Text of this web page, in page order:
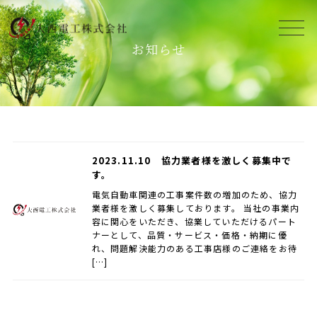
お知らせ
2023.11.10 協力業者様を激しく募集中で
す。
電気自動車関連の工事案件数の増加のため、協力
業者様を激しく募集しております。 当社の事業内
容に関心をいただき、協業していただけるパート
ナーとして、品質・サービス・価格・納期に優
れ、問題解決能力のある工事店様のご連絡をお待
[…]